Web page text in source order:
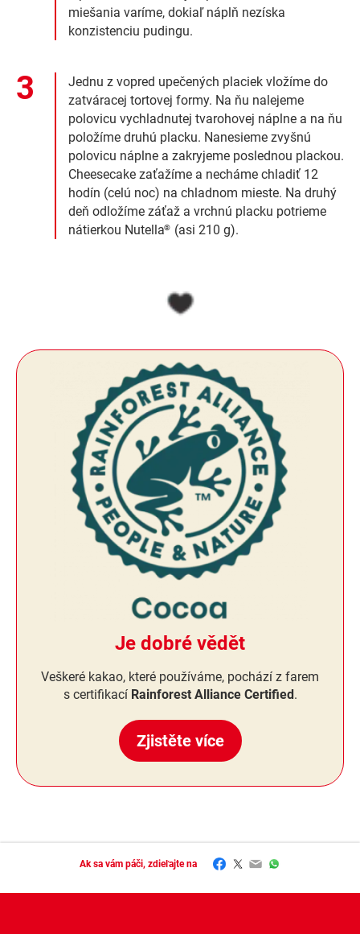
miešania varíme, dokiaľ náplň nezíska
konzistenciu pudingu.
Jednu z vopred upečených placiek vložíme do
zatváracej tortovej formy. Na ňu nalejeme
polovicu vychladnutej tvarohovej náplne a na ňu
položíme druhú placku. Nanesieme zvyšnú
polovicu náplne a zakryjeme poslednou plackou.
Cheesecake zaťažíme a necháme chladiť 12
hodín (celú noc) na chladnom mieste. Na druhý
deň odložíme záťaž a vrchnú placku potrieme
nátierkou Nutella® (asi 210 g).
Je dobré vědět
Veškeré kakao, které používáme, pochází z farem
s certifikací Rainforest Alliance Certified.
Zjistěte více
Ak sa vám páči, zdieľajte na Facebook
Twitter
EmailWhatsApp